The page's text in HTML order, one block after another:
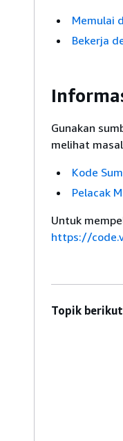
Memulai
Bekerja
Gunakan
melihat
Kode
Pelacak
Untuk
https://
Topik